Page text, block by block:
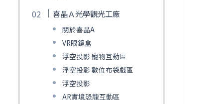
喜晶Ａ光學觀光工廠
關於喜晶A
VR眼鏡盒
浮空投影 寵物互動區
浮空投影 數位布袋戲區
浮空投影
AR實境恐龍互動區